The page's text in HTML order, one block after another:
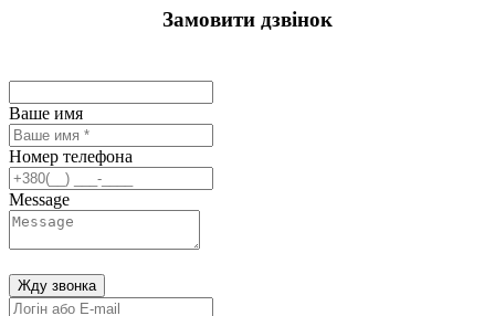
Замовити дзвінок
Ваше имя
Номер телефона
Message
Жду звонка